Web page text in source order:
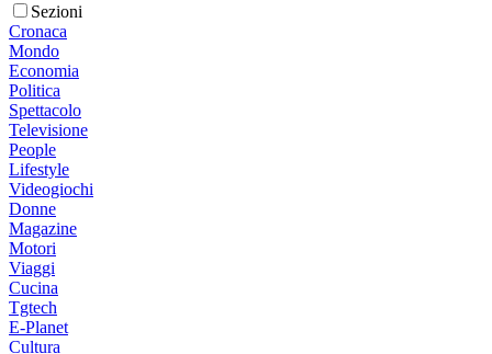
Sezioni
Cronaca
Mondo
Economia
Politica
Spettacolo
Televisione
People
Lifestyle
Videogiochi
Donne
Magazine
Motori
Viaggi
Cucina
Tgtech
E-Planet
Cultura